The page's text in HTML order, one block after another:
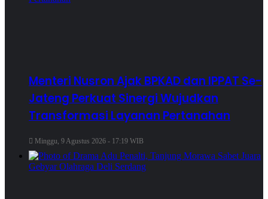
Menteri Nusron Ajak BPKAD dan IPPAT Se-
Jateng Perkuat Sinergi Wujudkan
Transformasi Layanan Pertanahan
Minggu, 9 Agustus 2026 - 17:19 WIB